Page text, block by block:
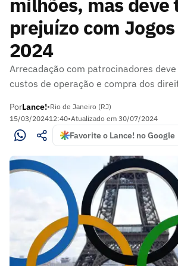
prejuízo com
2024
Arrecadação com patrocinadores
custos de operação e compra dos
PorLance!•Rio de Janeiro (RJ)
15/03/202412:40•Atualizado em 30/07/2024
Favorite o Lance! no Google